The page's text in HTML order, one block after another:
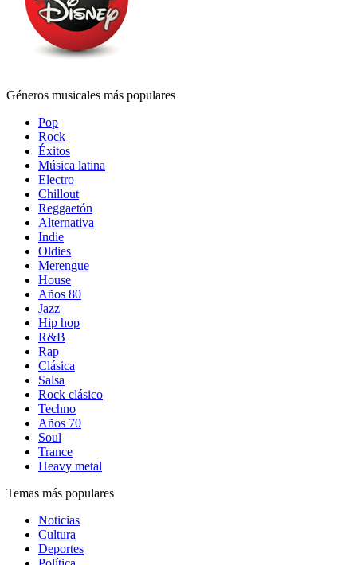
Géneros musicales más populares
Pop
Rock
Éxitos
Música latina
Electro
Chillout
Reggaetón
Alternativa
Indie
Oldies
Merengue
House
Años 80
Jazz
Hip hop
R&B
Rap
Clásica
Salsa
Rock clásico
Techno
Años 70
Soul
Trance
Heavy metal
Temas más populares
Noticias
Cultura
Deportes